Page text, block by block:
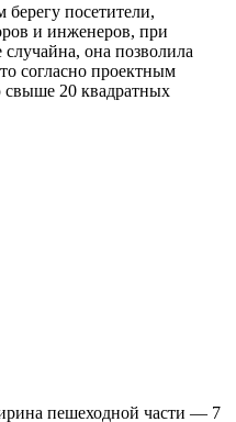
посетители,
и инженеров, при
она позволила
согласно проектным
свыше 20 квадратных
пешеходной части — 7